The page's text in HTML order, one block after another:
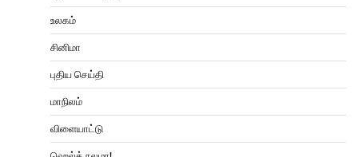
உலகம்
சினிமா
புதிய செய்தி
மாநிலம்
விளையாட்டு